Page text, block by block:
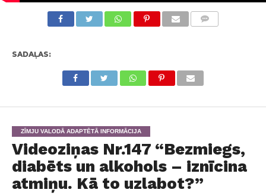
SADAĻAS:
ZĪMJU VALODĀ ADAPTĒTĀ INFORMĀCIJA
Videoziņas Nr.147 “Bezmiegs,
diabēts un alkohols – iznīcina
atmiņu. Kā to uzlabot?”